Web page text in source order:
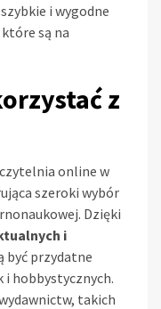
i wygodne
są na
z
online w
szeroki wybór
Dzięki
i
być przydatne
i hobbystycznych.
takich